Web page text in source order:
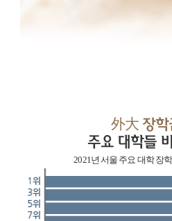
外大 장
주요 대학들
2021년 서울 주요 대학 장